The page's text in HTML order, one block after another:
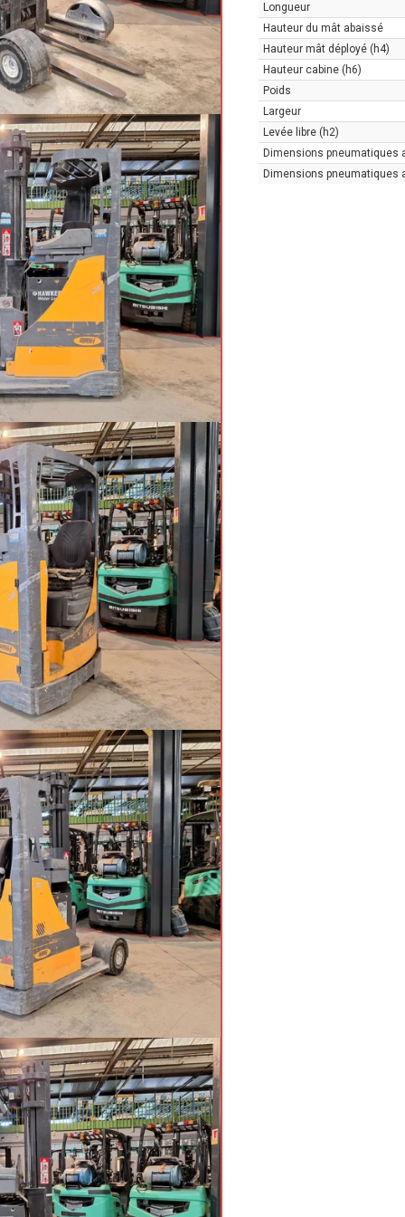
Longueur
Hauteur du mât abaissé
Hauteur mât déployé (h4)
Hauteur cabine (h6)
Poids
Largeur
Levée libre (h2)
Dimensions pneumatiques
Dimensions pneumatiques